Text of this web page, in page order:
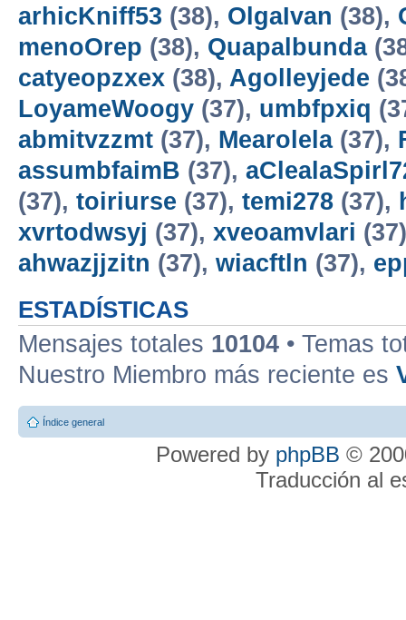
arhicKniff53 (38), OlgaIvan (38),
menoOrep (38), Quapalbunda
catyeopzxex (38), Agolleyjede
LoyameWoogy (37), umbfpxiq
abmitvzzmt (37), Mearolela(37),
assumbfaimB (37),
(37), toiriurse (37), temi278 (37),
xvrtodwsyj (37), xveoamvlari
ahwazjjzitn (37), wiacftln (37),
ESTADÍSTICAS
Mensajes totales 10104 • Temas
Nuestro Miembro más reciente es
Índice general
Powered by phpBB ©
Traducción al